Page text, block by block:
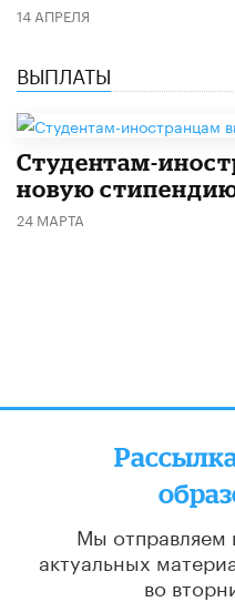
14 АПРЕЛЯ
ВЫПЛАТЫ
Студентам-
новую
24 МАРТА
Мы отправляем
актуальных
во